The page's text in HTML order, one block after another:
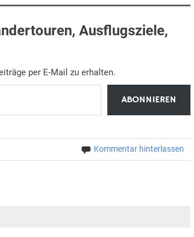
Ausflugsziele,
per E-Mail zu erhalten.
ABONNIEREN
Kommentar hinterlassen